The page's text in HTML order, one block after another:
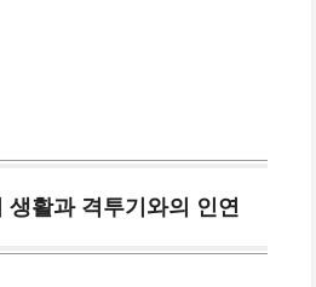
생활과 격투기와의 인연